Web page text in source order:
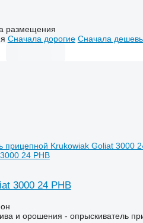
размещения
Сначала дорогие Сначала
24 PHB
3000 24 PHB
и орошения - опрыскиватель